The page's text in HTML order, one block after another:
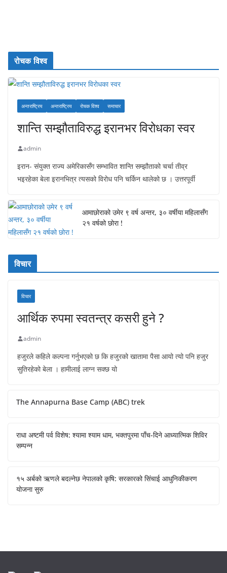
रोचक विश्व
अन्तराष्ट्रिय अन्तराष्ट्रिय रोचक विश्व समाचार
शान्ति सम्झौताविरुद्ध इरानभर विरोधका स्वर
admin
इरान- संयुक्त राज्य अमेरिकासँग सम्भावित शान्ति सम्झौताको चर्चा तीव्र
भइरहेका बेला इरानभित्र त्यसको विरोध पनि चर्किन थालेको छ । उत्तरपूर्वी
आमाछोराको उमेर ९ वर्ष अन्तर, ३० वर्षीया महिलासँग
२१ वर्षको छोरा !
विचार
विचार
आर्थिक रुपमा स्वतन्त्र कसरी हुने ?
admin
हजुरले कहिले कल्पना गर्नुभएको छ कि हजुरको खातामा पैसा आयो त्यो पनि हजुर
सुतिरहेको बेला । हामीलाई लाग्न सक्छ यो
The Annapurna Base Camp (ABC) trek
राधा अष्टमी पर्व विशेष: श्यामा श्याम धाम, भक्तपुरमा पाँच-दिने आध्यात्मिक शिविर
सम्पन्न
१५ अर्बको ऋणले बदल्नेछ नेपालको कृषि: सरकारको सिंचाई आधुनिकीकरण
योजना सुरु